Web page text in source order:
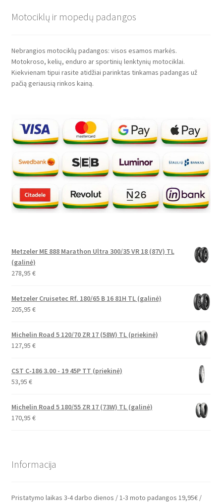
Motociklų ir mopedų padangos
Nebrangios motociklų padangos: visos esamos markės.
Motokroso, kelių, enduro ar sportinių lenktynių motociklai.
Kiekvienam tipui rasite atidžiai parinktas tinkamas padangas už
pačią geriausią rinkos kainą.
Metzeler ME 888 Marathon Ultra 300/35 VR 18 (87V) TL
(galinė)
278,95 €
Metzeler Cruisetec Rf. 180/65 B 16 81H TL (galinė)
205,95 €
Michelin Road 5 120/70 ZR 17 (58W) TL (priekinė)
127,95 €
CST C-186 3.00 - 19 45P TT (priekinė)
53,95 €
Michelin Road 5 180/55 ZR 17 (73W) TL (galinė)
170,95 €
Informacija
Pristatymo laikas 3-4 darbo dienos / 1-3 moto padangos 19,95€ /